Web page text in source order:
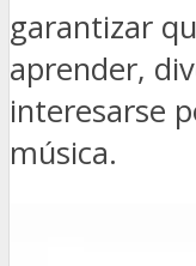
garantizar
aprender,
interesarse
música.